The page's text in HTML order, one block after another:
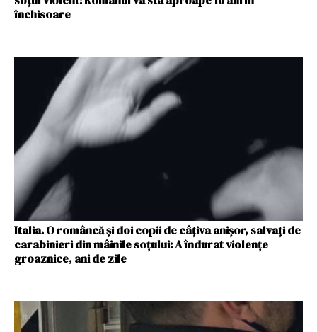
închisoare
Italia. O româncă și doi copii de câțiva anișor, salvați de
carabinieri din mâinile soțului: A îndurat violențe
groaznice, ani de zile